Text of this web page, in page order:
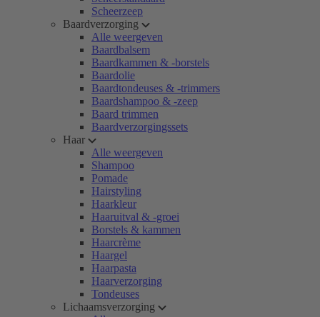
Scheerzeep
Baardverzorging
Alle weergeven
Baardbalsem
Baardkammen & -borstels
Baardolie
Baardtondeuses & -trimmers
Baardshampoo & -zeep
Baard trimmen
Baardverzorgingssets
Haar
Alle weergeven
Shampoo
Pomade
Hairstyling
Haarkleur
Haaruitval & -groei
Borstels & kammen
Haarcrème
Haargel
Haarpasta
Haarverzorging
Tondeuses
Lichaamsverzorging